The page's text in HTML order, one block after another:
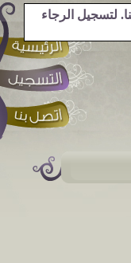
لتسجيل الرجاء